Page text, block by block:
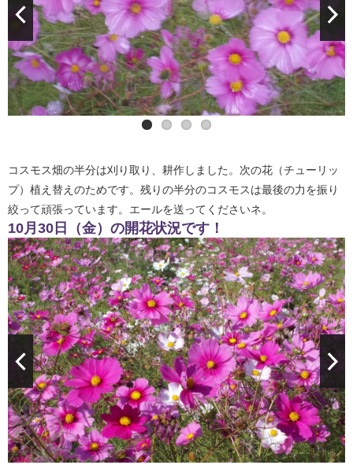
コスモス畑の半分は刈り取り、耕作しました。次の花（チューリッ
プ）植え替えのためです。残りの半分のコスモスは最後の力を振り
絞って頑張っています。エールを送ってくださいネ。
10月30日（金）の開花状況です！